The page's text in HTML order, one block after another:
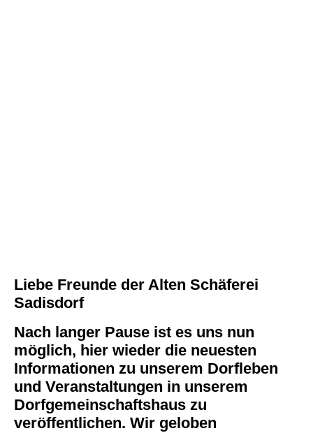
Liebe Freunde der Alten Schäferei
Sadisdorf
Nach langer Pause ist es uns nun
möglich, hier wieder die neuesten
Informationen zu unserem Dorfleben
und Veranstaltungen in unserem
Dorfgemeinschaftshaus zu
veröffentlichen. Wir geloben